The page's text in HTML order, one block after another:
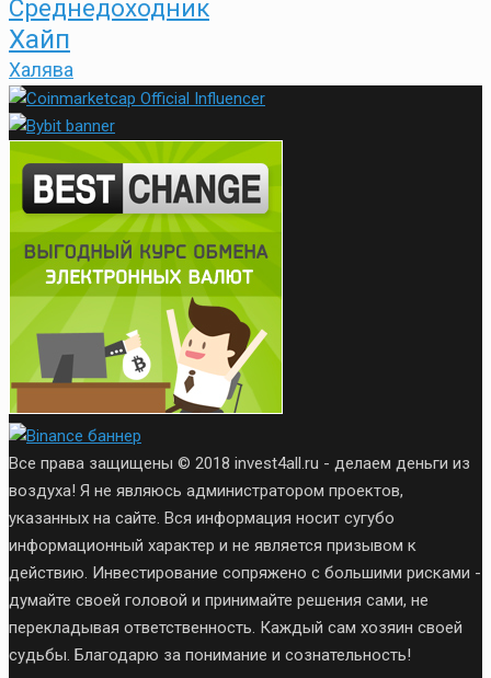
Среднедоходник
Хайп
Халява
Все права защищены © 2018 invest4all.ru - делаем деньги из
воздуха! Я не являюсь администратором проектов,
указанных на сайте. Вся информация носит сугубо
информационный характер и не является призывом к
действию. Инвестирование сопряжено с большими рисками -
думайте своей головой и принимайте решения сами, не
перекладывая ответственность. Каждый сам хозяин своей
судьбы. Благодарю за понимание и сознательность!